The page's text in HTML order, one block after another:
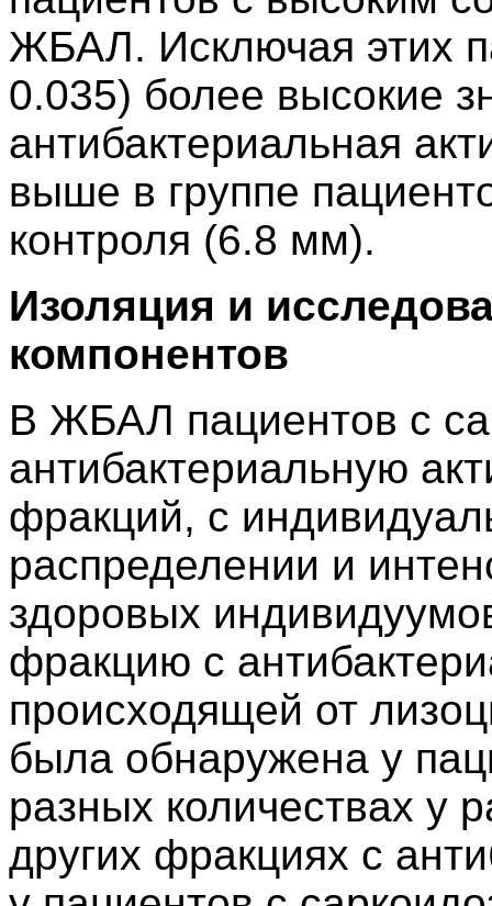
ЖБАЛ. Исключая этих
0.035) более высокие
антибактериальная
выше в группе
контроля (6.8 мм).
Изоляция и
компонентов
В ЖБАЛ пациентов с
антибактериальную
фракций, с
распределении и
здоровых
фракцию с
происходящей от
была обнаружена у
разных количествах у
других фракциях с